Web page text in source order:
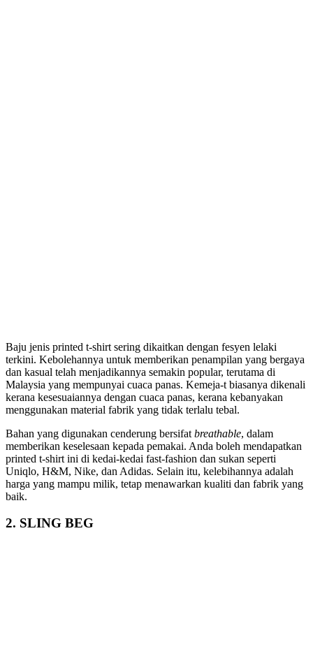
Baju jenis printed t-shirt sering dikaitkan dengan fesyen lelaki
terkini. Kebolehannya untuk memberikan penampilan yang bergaya
dan kasual telah menjadikannya semakin popular, terutama di
Malaysia yang mempunyai cuaca panas. Kemeja-t biasanya dikenali
kerana kesesuaiannya dengan cuaca panas, kerana kebanyakan
menggunakan material fabrik yang tidak terlalu tebal.
Bahan yang digunakan cenderung bersifat breathable, dalam
memberikan keselesaan kepada pemakai. Anda boleh mendapatkan
printed t-shirt ini di kedai-kedai fast-fashion dan sukan seperti
Uniqlo, H&M, Nike, dan Adidas. Selain itu, kelebihannya adalah
harga yang mampu milik, tetap menawarkan kualiti dan fabrik yang
baik.
2. SLING BEG